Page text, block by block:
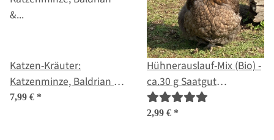
Katzen-Kräuter:
Katzenminze, Baldrian &
Katzengras zum
7,99 € *
Hühnerauslauf-Mix (Bio) -
ca.30 g Saatgut
ausreichend für 10 m²
2,99 € *